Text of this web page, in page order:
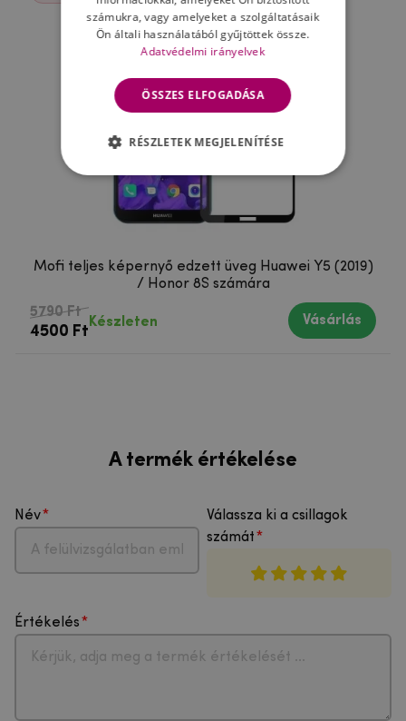
Mofi teljes képernyő edzett üveg Huawei Y5 (2019)
/ Honor 8S számára
5790 Ft
4500 Ft
Készleten Vásárlás
A termék értékelése
Név
Válassza ki a csillagok
számát
Értékelés
számukra, vagy amelyeket a szolgáltatásaik
Ön általi használatából gyűjtöttek össze.
Adatvédelmi irányelvek
ÖSSZES ELFOGADÁSA
RÉSZLETEK MEGJELENÍTÉSE